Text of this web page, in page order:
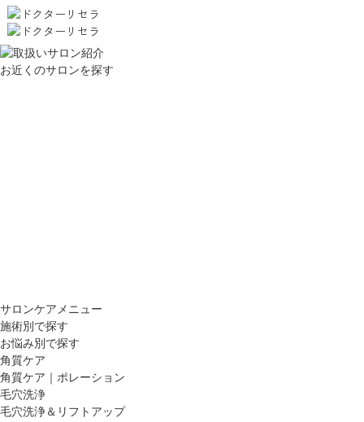
お近くのサロンを探す
サロンケアメニュー
施術別で探す
お悩み別で探す
角質ケア
角質ケア｜ポレーション
毛穴洗浄
毛穴洗浄＆リフトアップ